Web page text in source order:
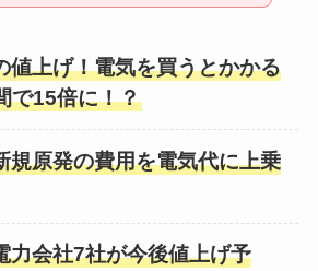
値上げ！電気を買うとかかる
で15倍に！？
規原発の費用を電気代に上乗
力会社7社が今後値上げ予